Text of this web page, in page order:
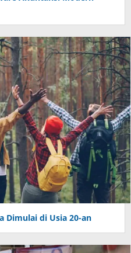
Dimulai di Usia 20-an